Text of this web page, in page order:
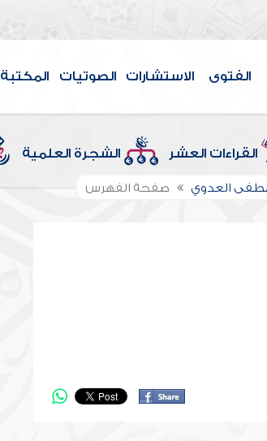
الفتوى الاستشارات الصوتيات المكتبة
القراءات العشر الشجرة العلمية
العدوي صفحة الفهرس